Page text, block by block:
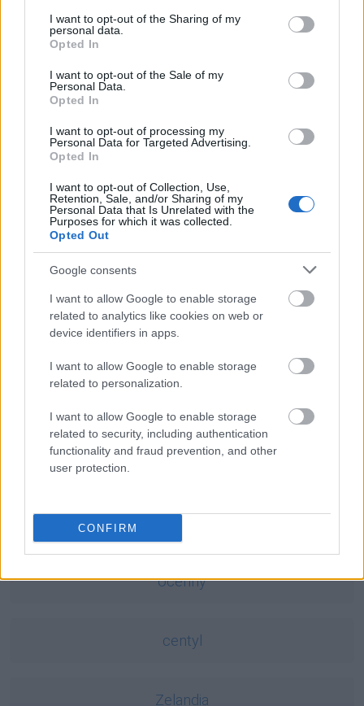
not limited to your visit or usage behaviour. You may click to
grant or deny consent to Google and its third-party tags to
use your data for below specified purposes in below Google
consent section.
I want to opt-out of the Sharing of my
personal data.
Opted In
I want to opt-out of the Sale of my
Personal Data.
Opted In
I want to opt-out of processing my
Personal Data for Targeted Advertising.
Opted In
I want to opt-out of Collection, Use,
Retention, Sale, and/or Sharing of my
Personal Data that Is Unrelated with the
Purposes for which it was collected.
Opted Out
Google consents
I want to allow Google to enable storage
related to analytics like cookies on web or
device identifiers in apps.
I want to allow Google to enable storage
related to personalization.
I want to allow Google to enable storage
related to security, including authentication
functionality and fraud prevention, and other
user protection.
CONFIRM
Ę widzę
Nadużywane?
Ciekawostki
— Cudka — pochodzenie imienia
— Pochodzenie wyrazu
zapotecki
— Problemy z Biblią
Mogą Cię zainteresować również hasła
wałczyć
kagańcowy
edykuł
ocenny
centyl
Zelandia